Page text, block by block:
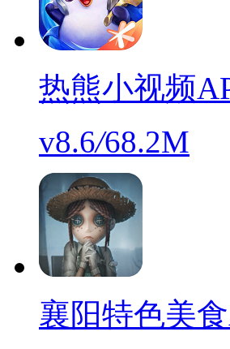
热熊小视频
v8.6/68.2M
襄阳特色美